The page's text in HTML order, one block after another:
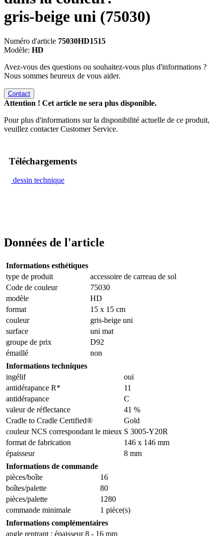
gris-beige uni (75030)
Numéro d'article 75030HD1515
Modèle: HD
Avez-vous des questions ou souhaitez-vous plus d'informations ?
Nous sommes heureux de vous aider.
Contact
Attention ! Cet article ne sera plus disponible.
Pour plus d'informations sur la disponibilité actuelle de ce produit,
veuillez contacter Customer Service.
Téléchargements
dessin technique
Données de l'article
Informations esthétiques
type de produit
accessoire de carreau de sol
Code de couleur
75030
modèle
HD
format
15 x 15 cm
couleur
gris-beige uni
surface
uni mat
groupe de prix
D92
émaillé
non
Informations techniques
ingélif
oui
antidérapance R*
11
antidérapance
C
valeur de réflectance
41 %
Cradle to Cradle Certified®
Gold
couleur NCS correspondant le mieux S 3005-Y20R
format de fabrication
146 x 146 mm
épaisseur
8 mm
Informations de commande
pièces/boîte
16
boîtes/palette
80
pièces/palette
1280
commande minimale
1 pièce(s)
Informations complémentaires
angle rentrant ; épaisseur 8 - 16 mm